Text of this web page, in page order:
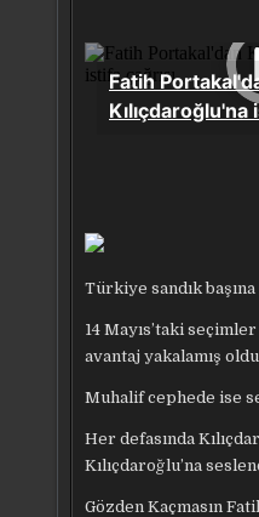
Türkiye sandık
14 Mayıs’taki
avantaj yakalamış
Muhalif cephede ise
Her defasında
Kılıçdaroğlu’na
Gözden Kaçmasın